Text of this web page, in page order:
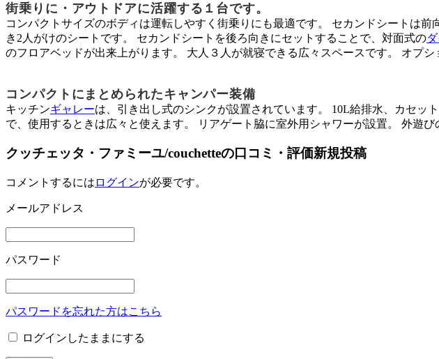
街乗りに・アウトドアに活躍する１台です。
コンパクトサイズのボディは運転しやすく街乗りにも最適です。 セカンドシートは
き2人がけのシートです。 セカンドシートを後ろ向きにセットすることで、対面式の
のフロアベッドが出来上がります。 大人３人が就寝できる広々スペースです。 オプ
コンパクトにまとめられたキャンパー装備
キッチンギャレーは、引き出し式のシンクが設置されています。 10L給排水、カセッ
で、使用するときは広々と使えます。 リアゲート脇に室外用シャワーが設置。 外遊
クッチェッタ・ファミーユ/couchetteの口コミ・評価新規投稿
コメントするには ログインが必要です。
メールアドレス
パスワード
パスワードを忘れた方はこちら
ログインしたままにする